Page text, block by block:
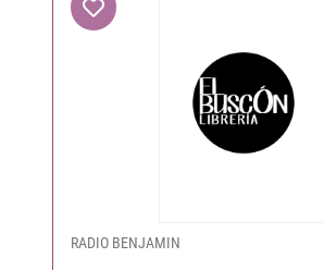
RADIO BENJAMIN